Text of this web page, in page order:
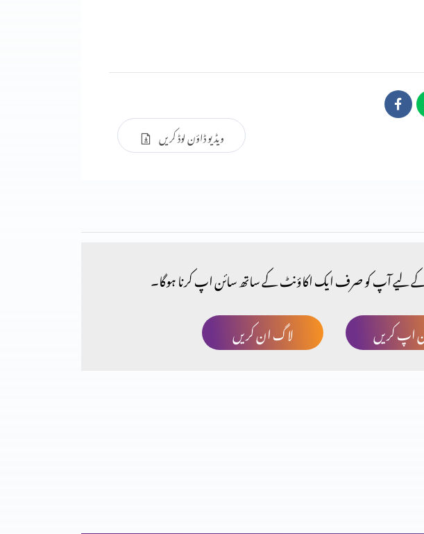
ویڈیو ڈاؤن لوڈ کریں
لیے آپ کو صرف ایک اکاؤنٹ کے ساتھ سائن اپ کرنا ہوگا۔
لاگ ان کریں
اپ کریں